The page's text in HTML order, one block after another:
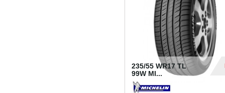
235/55 WR17 TL
99W MI...